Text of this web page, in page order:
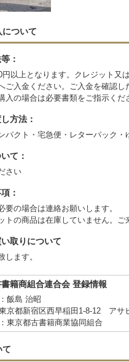
ついて
：
円以上となります。クレジット又
ご入金ください。ご入金を確認し
入の場合は必要書類をご指示くだ
方法：
パクト・宅急便・レターパック・
て：
さい
：
要の場合は連絡お願いします。
トの商品は在庫していません。ご
取りについて
します。
籍商組合連合会 登録情報
飯島 治昭
京都新宿区西早稲田1-8-12 アサ
東京都古書籍商業協同組合
て